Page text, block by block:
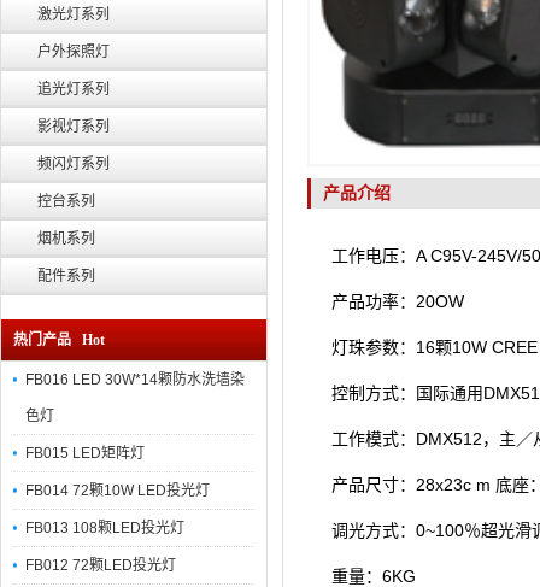
激光灯系列
户外探照灯
追光灯系列
影视灯系列
频闪灯系列
控台系列
烟机系列
配件系列
热门产品 Hot
FB016 LED 30W*14颗防水洗墙染
色灯
FB015 LED矩阵灯
FB014 72颗10W LED投光灯
FB013 108颗LED投光灯
FB012 72颗LED投光灯
产品介绍
工作电压：A C95V-245V/
产品功率：20OW
灯珠参数：16颗10W
控制方式：国际通用
工作模式：DMX512，主／
产品尺寸：28x23c m 底座
调光方式：0~100％超光滑
重量：6KG